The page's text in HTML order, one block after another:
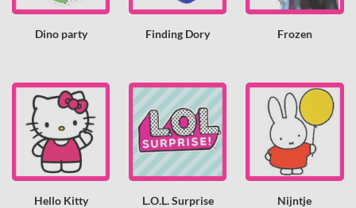
Dino party Finding Dory Frozen
Hello Kitty L.O.L. Surprise Nijntje